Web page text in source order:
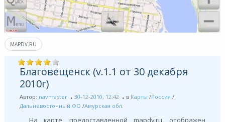
MAPDV.RU
Благовещенск (v.1.1 от 30 декабря
2010г)
Автор: navmaster 30-12-2010, 12:42 в Карты /Россия /
Дальневосточный ФО /Амурская обл.
На карте, предоставленной mapdv.ru, отображен